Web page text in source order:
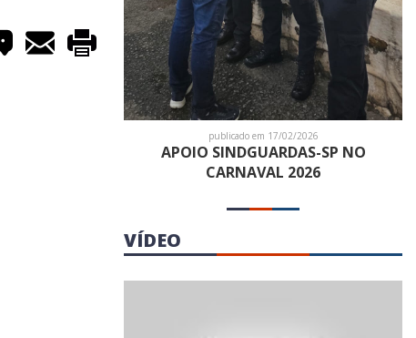
publicado em 17/02/2026
APOIO SINDGUARDAS-SP NO
CARNAVAL 2026
VÍDEO